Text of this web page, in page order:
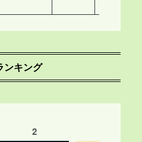
ンキング
2